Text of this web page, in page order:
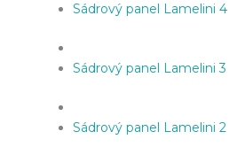
Sádrový panel Lamelini 4
Sádrový panel Lamelini 3
Sádrový panel Lamelini 2